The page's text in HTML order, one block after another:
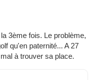
3ème fois. Le problème,
qu'en paternité... A 27
à trouver sa place.